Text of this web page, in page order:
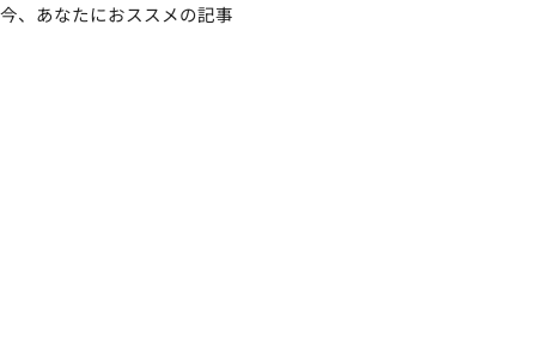
今、あなたにおススメの記事